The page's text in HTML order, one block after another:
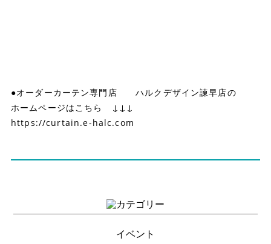
●オーダーカーテン専門店 ハルクデザイン諫早店の
ホームページはこちら ↓↓↓
https://curtain.e-halc.com
イベント